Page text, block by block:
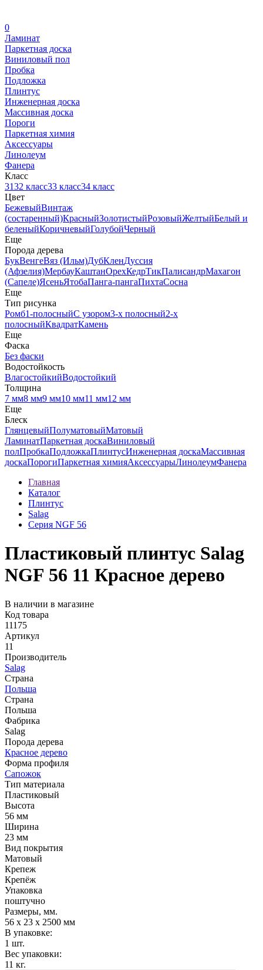
0
Ламинат
Паркетная доска
Виниловый пол
Пробка
Подложка
Плинтус
Инженерная доска
Массивная доска
Пороги
Паркетная химия
Аксессуары
Линолеум
Фанера
Класс
3132 класс33 класс34 класс
Цвет
БежевыйВинтаж
(состаренный)КрасныйЗолотистыйРозовыйЖелтыйБелый и
беленыйКоричневыйГолубойЧерный
Еще
Порода дерева
БукВенгеВяз (Ильм)ДубКленДуссия
(Афзелия)МербауКаштанОрехКедрТикПалисандрМахагон
(Сапеле)ЯсеньЯтобаПанга-пангаПихтаСосна
Еще
Тип рисунка
Ромб1-полосныйС узором3-х полосный2-х
полосныйКвадратКамень
Еще
Фаска
Без фаски
Водостойкость
ВлагостойкийВодостойкий
Толщина
7 мм8 мм9 мм10 мм11 мм12 мм
Еще
Блеск
ГлянцевыйПолуматовыйМатовый
ЛаминатПаркетная доскаВиниловый
полПробкаПодложкаПлинтусИнженерная доскаМассивная
доскаПорогиПаркетная химияАксессуарыЛинолеумФанера
Главная
Каталог
Плинтус
Salag
Серия NGF 56
Пластиковый плинтус Salag
NGF 56 11 Красное дерево
В наличии в магазине
Код товара
11175
Артикул
11
Производитель
Salag
Страна
Польша
Страна
Польша
Фабрика
Salag
Порода дерева
Красное дерево
Форма профиля
Сапожок
Тип материала
Пластиковый
Высота
56 мм
Ширина
23 мм
Вид покрытия
Матовый
Крепеж
Крепёж
Упаковка
поштучно
Размеры, мм.
56 х 23 х 2500 мм
В упаковке:
1 шт.
Вес упаковки:
11 кг.